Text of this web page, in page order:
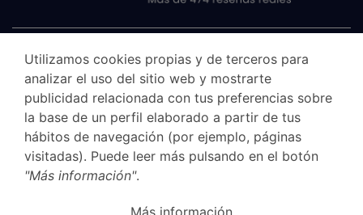
Utilizamos cookies propias y de terceros para
analizar el uso del sitio web y mostrarte
publicidad relacionada con tus preferencias sobre
la base de un perfil elaborado a partir de tus
hábitos de navegación (por ejemplo, páginas
visitadas). Puede leer más pulsando en el botón
"Más información".
Más información